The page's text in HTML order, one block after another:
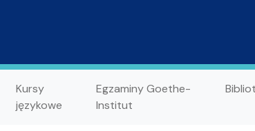
Kursy
językowe
Egzaminy Goethe-
Institut